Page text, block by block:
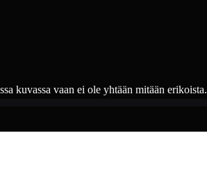
kuvassa vaan ei ole yhtään mitään erikoista.